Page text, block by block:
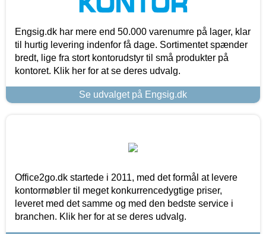
Engsig.dk har mere end 50.000 varenumre på lager, klar
til hurtig levering indenfor få dage. Sortimentet spænder
bredt, lige fra stort kontorudstyr til små produkter på
kontoret. Klik her for at se deres udvalg.
Se udvalget på Engsig.dk
Office2go.dk startede i 2011, med det formål at levere
kontormøbler til meget konkurrencedygtige priser,
leveret med det samme og med den bedste service i
branchen. Klik her for at se deres udvalg.